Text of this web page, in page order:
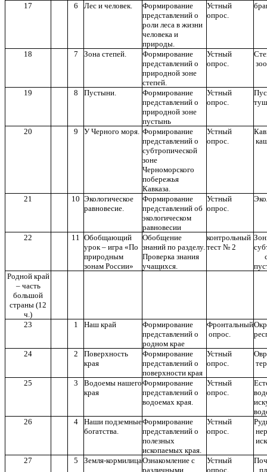
17
6 Лес и человек.
Формирование
представлений о
роли леса в жизни
человека и
природы.
Устный
опрос.
18 7 Зона степей.
Формирование
представлений о
природной зоне
степей.
Устный
опрос.
19 8 Пустыни.
Формирование
представлений о
природной зоне
пустынь
Устный
опрос.
20 9 У Черного моря. Формирование
представлений о
субтропической
зоне
Черноморского
побережья
Кавказа.
Устный
опрос.
21 10 Экологическое
равновесие.
Формирование
представлений об
экологическом
равновесии
Устный
опрос.
22 11 Обобщающий
урок – игра «По
природным
зонам России»
Обобщение
знаний по разделу.
Проверка знания
учащихся.
контрольный
тест № 2
Родной край
– часть
большой
страны (12
ч.)
23
1 Наш край
Формирование
представлений о
родном крае
Фронтальный
опрос.
24 2
Поверхность
края
Формирование
представлений о
поверхности края
Устный
опрос.
25 3
Водоемы нашего
края
Формирование
представлений о
водоемах края.
Устный
опрос.
26
4
Наши подземные
богатства.
Формирование
представлений о
полезных
ископаемых края.
Устный
опрос.
27 5 Земля-кормилицаОзнакомление с
различными
Устный
опрос.